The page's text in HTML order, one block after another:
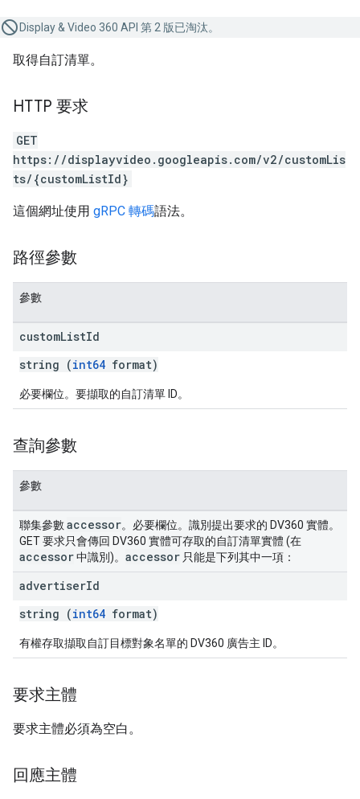
Display & Video 360 API 第 2 版已淘汰。
取得自訂清單。
HTTP 要求
GET
https://displayvideo.googleapis.com/v2/customLis
ts/{customListId}
這個網址使用 gRPC 轉碼語法。
路徑參數
參數
customListId
string (int64 format)
必要欄位。要擷取的自訂清單 ID。
查詢參數
參數
聯集參數accessor。必要欄位。識別提出要求的 DV360 實體。
GET 要求只會傳回 DV360 實體可存取的自訂清單實體 (在
accessor中識別)。 accessor 只能是下列其中一項：
advertiserId
string (int64 format)
有權存取擷取自訂目標對象名單的 DV360 廣告主 ID。
要求主體
要求主體必須為空白。
回應主體